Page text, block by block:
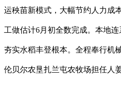
运秧苗新模式，大幅节约人力成
工做估计6月初全数完成。本地
夯实水稻丰登根本。全程奉行机
伦贝尔农垦扎兰屯农牧场担任人